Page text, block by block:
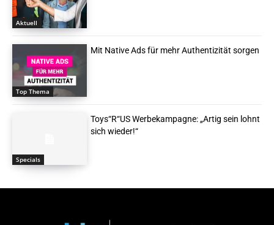
Aktuell
Top Thema
Mit Native Ads für mehr Authentizität sorgen
Specials
Toys“R“US Werbekampagne: „Artig sein lohnt
sich wieder!“